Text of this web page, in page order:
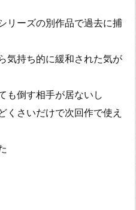
リーズの別作品で過去に捕
気持ち的に緩和された気が
も倒す相手が居ないし
くさいだけで次回作で使え